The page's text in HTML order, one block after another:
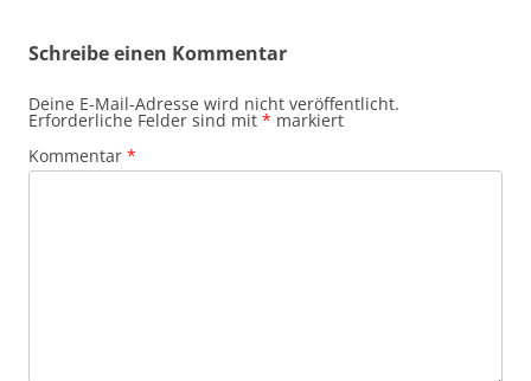
Schreibe einen Kommentar
Deine E-Mail-Adresse wird nicht veröffentlicht.
Erforderliche Felder sind mit * markiert
Kommentar *